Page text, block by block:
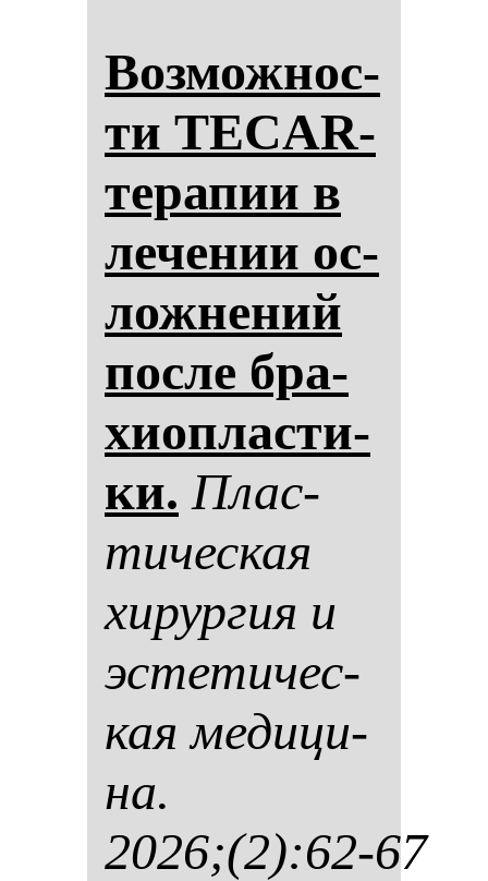
Воз­мож­нос­
ти TECAR-
те­ра­пии в
ле­че­нии ос­
лож­не­ний
пос­ле бра­
хи­оп­лас­ти­
ки. Плас­
ти­чес­кая
хи­рур­гия и
эс­те­ти­чес­
кая ме­ди­ци­
на.
2026;(2):62-67